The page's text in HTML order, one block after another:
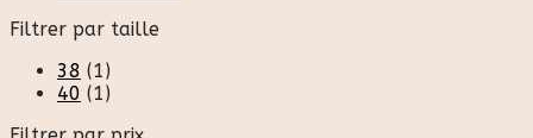
Filtrer par taille
38 (1)
40 (1)